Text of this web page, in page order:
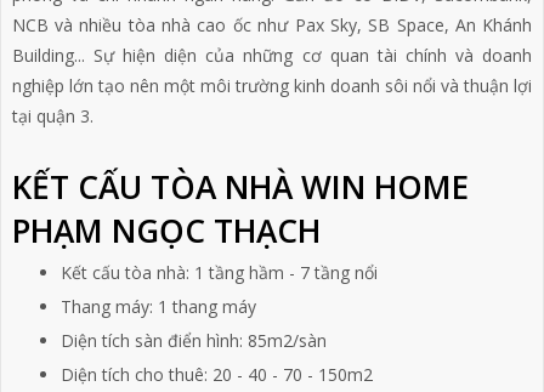
NCB và nhiều tòa nhà cao ốc như Pax Sky, SB Space, An Khánh
Building... Sự hiện diện của những cơ quan tài chính và doanh
nghiệp lớn tạo nên một môi trường kinh doanh sôi nổi và thuận lợi
tại quận 3.
KẾT CẤU TÒA NHÀ WIN HOME
PHẠM NGỌC THẠCH
Kết cấu tòa nhà: 1 tầng hầm - 7 tầng nổi
Thang máy: 1 thang máy
Diện tích sàn điển hình: 85m2/sàn
Diện tích cho thuê: 20 - 40 - 70 - 150m2